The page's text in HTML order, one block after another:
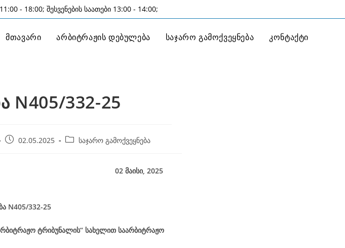
- 18:00; შესვენების საათები 13:00 - 14:00;
მთავარი არბიტრაჟის დებულება საჯარო გამოქვეყნება კონტაქტი
N405/332-25
Post02.05.2025
Post საჯარო გამოქვეყნება
2025
N405/332-25
ტრიბუნალის“ სახელით საარბიტრაჟო